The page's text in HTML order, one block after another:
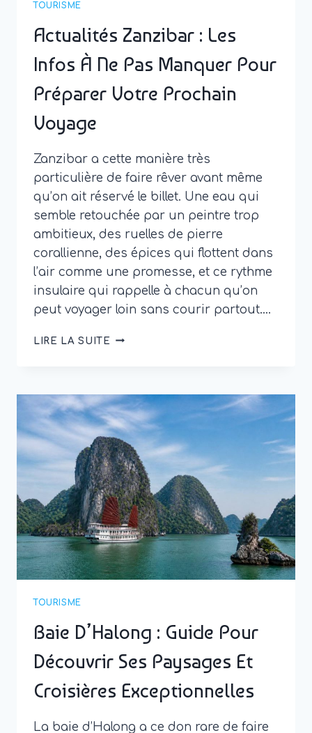
TOURISME
Actualités Zanzibar : Les
Infos À Ne Pas Manquer Pour
Préparer Votre Prochain
Voyage
Zanzibar a cette manière très
particulière de faire rêver avant même
qu’on ait réservé le billet. Une eau qui
semble retouchée par un peintre trop
ambitieux, des ruelles de pierre
corallienne, des épices qui flottent dans
l’air comme une promesse, et ce rythme
insulaire qui rappelle à chacun qu’on
peut voyager loin sans courir partout….
LIRE LA SUITE ACTUALITÉS
INFOS
À
NE
PAS
MANQUER
POUR
PRÉPARER
VOTRE
PROCHAIN
VOYAGE
TOURISME
Baie D’Halong : Guide Pour
Découvrir Ses Paysages Et
Croisières Exceptionnelles
La baie d’Halong a ce don rare de faire